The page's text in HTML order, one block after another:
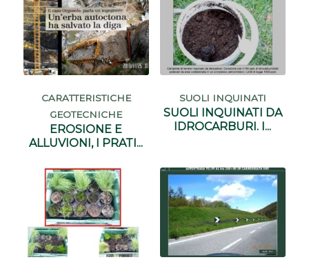
CARATTERISTICHE
GEOTECNICHE
EROSIONE E
ALLUVIONI, I PRATI...
SUOLI INQUINATI
SUOLI INQUINATI DA
IDROCARBURI. I...